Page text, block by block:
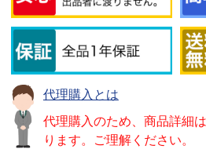
代理購入とは
代理購入のため、商品詳細
ります。ご理解ください。